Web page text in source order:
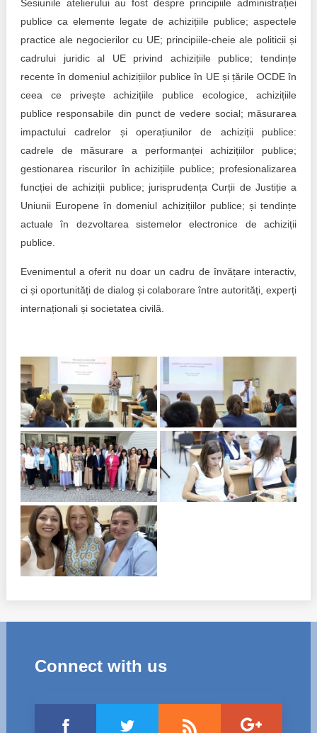
Sesiunile atelierului au fost despre principiile administrației
publice ca elemente legate de achizițiile publice; aspectele
practice ale negocierilor cu UE; principiile-cheie ale politicii și
cadrului juridic al UE privind achizițiile publice; tendințe
recente în domeniul achizițiilor publice în UE și țările OCDE în
ceea ce privește achizițiile publice ecologice, achizițiile
publice responsabile din punct de vedere social; măsurarea
impactului cadrelor și operațiunilor de achiziții publice:
cadrele de măsurare a performanței achizițiilor publice;
gestionarea riscurilor în achizițiile publice; profesionalizarea
funcției de achiziții publice; jurisprudența Curții de Justiție a
Uniunii Europene în domeniul achizițiilor publice; și tendințe
actuale în dezvoltarea sistemelor electronice de achiziții
publice.
Evenimentul a oferit nu doar un cadru de învățare interactiv,
ci și oportunități de dialog și colaborare între autorități, experți
internaționali și societatea civilă.
Connect with us